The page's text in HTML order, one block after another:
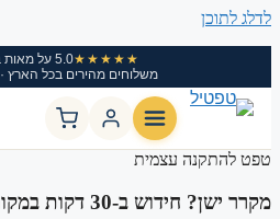
★★★★★5.0 על מאות ביקורות בגוגל
משלוחים מהירים בכל הארץ ·0636
עצמית
ב-30 דקות במקום קניית מקרר חדש